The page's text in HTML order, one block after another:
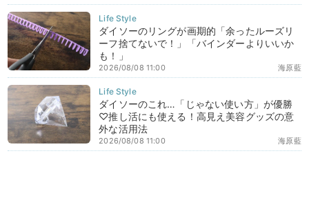
ダイソーのリングが画期的「余ったルーズリ
ーフ捨てないで！」「バインダーよりいいか
も！」
海原藍
2026/08/08 11:00
ダイソーのこれ…「じゃない使い方」が優勝
♡推し活にも使える！高見え美容グッズの意
外な活用法
海原藍
2026/08/08 11:00